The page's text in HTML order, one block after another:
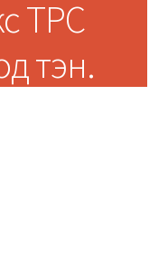
ТРС
тэн.